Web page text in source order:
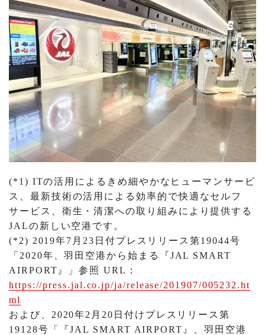
(*1) ITの活用によるきめ細やかなヒューマンサービ
ス、最新技術の活用による効率的で快適なセルフ
サービス、衛生・清潔への取り組みにより提供する
JALの新しい空港です。
(*2) 2019年7月23日付プレスリリース第19044号
「2020年、羽田空港から始まる『JAL SMART
AIRPORT』」参照 URL：
https://press.jal.co.jp/ja/release/201907/005232.ht
ml
および、2020年2月20日付けプレスリリース第
19128号「『JAL SMART AIRPORT』、羽田空港